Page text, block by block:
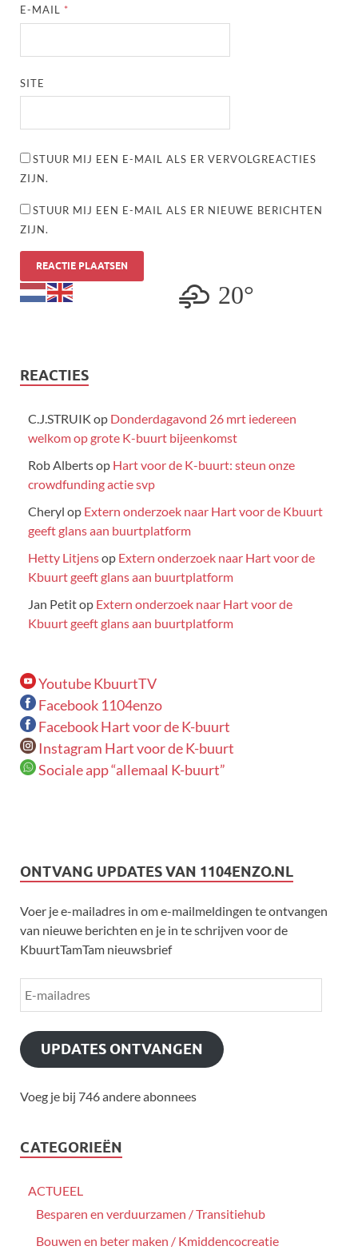
E-MAIL *
SITE
STUUR MIJ EEN E-MAIL ALS ER VERVOLGREACTIES
ZIJN.
STUUR MIJ EEN E-MAIL ALS ER NIEUWE BERICHTEN
ZIJN.
20°
REACTIES
C.J.STRUIK op Donderdagavond 26 mrt iedereen
welkom op grote K-buurt bijeenkomst
Rob Albertsop Hart voor de K-buurt: steun onze
crowdfunding actie svp
Cheryl op Extern onderzoek naar Hart voor de Kbuurt
geeft glans aan buurtplatform
Hetty Litjensop Extern onderzoek naar Hart voor de
Kbuurt geeft glans aan buurtplatform
Jan Petitop Extern onderzoek naar Hart voor de
Kbuurt geeft glans aan buurtplatform
Youtube KbuurtTV
Facebook 1104enzo
Facebook Hart voor de K-buurt
Instagram Hart voor de K-buurt
Sociale app “allemaal K-buurt”
ONTVANG UPDATES VAN 1104ENZO.NL
Voer je e-mailadres in om e-mailmeldingen te ontvangen
van nieuwe berichten en je in te schrijven voor de
KbuurtTamTam nieuwsbrief
UPDATES ONTVANGEN
Voeg je bij 746 andere abonnees
CATEGORIEËN
ACTUEEL
Besparen en verduurzamen / Transitiehub
Bouwen en beter maken / Kmiddencocreatie